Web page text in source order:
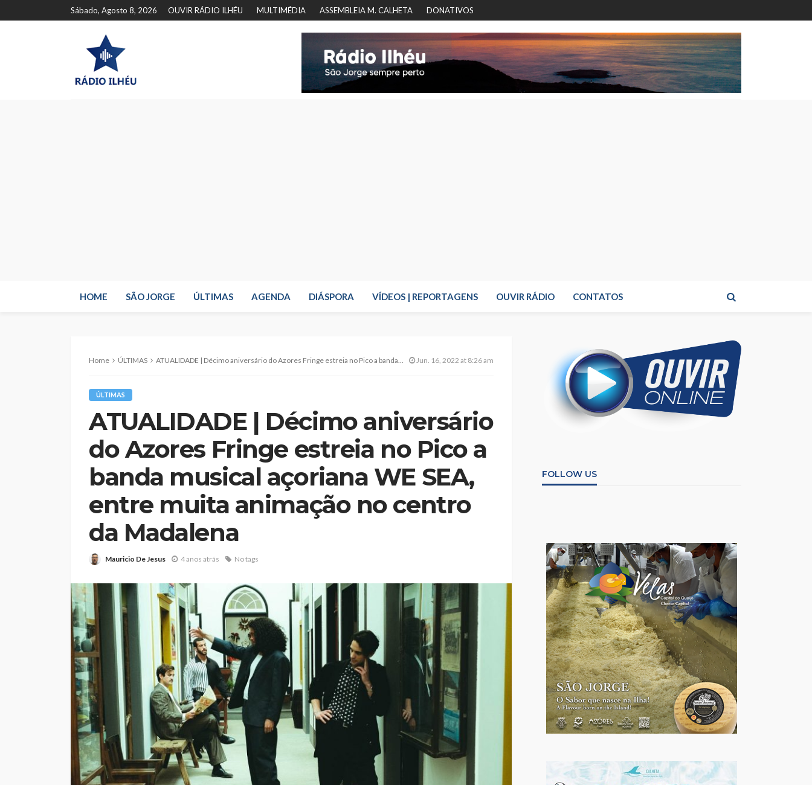
Sábado, Agosto 8, 2026 OUVIR RÁDIO ILHÉU MULTIMÉDIA ASSEMBLEIA M. CALHETA DONATIVOS
HOME SÃO JORGE ÚLTIMAS AGENDA DIÁSPORA VÍDEOS | REPORTAGENS OUVIR RÁDIO CONTATOS
Home ÚLTIMAS ATUALIDADE | Décimo aniversário do Azores Fringe estreia no Pico a banda musical açoriana WE SEA, entre muita animação no centro da Madalena Jun. 16, 2022 at 8:26 am
ÚLTIMAS
ATUALIDADE | Décimo aniversário
do Azores Fringe estreia no Pico a
banda musical açoriana WE SEA,
entre muita animação no centro
da Madalena
Mauricio De Jesus 4 anos atrás No tags
FOLLOW US